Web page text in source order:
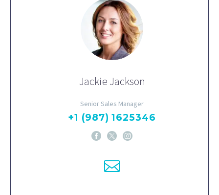
Jackie Jackson
Senior Sales Manager
+1 (987) 1625346